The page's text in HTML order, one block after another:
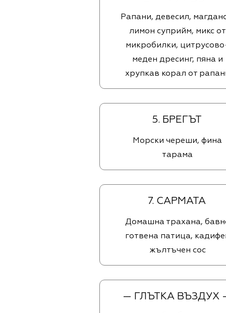
Рапани, девесил,
лимон суприйм, микс от
микробилки,
меден дресинг, пяна и
хрупкав корал от
5. БРЕГЪТ
Морски череши, фина
тарама
7. СAРМАТА
Домашна трахана,
готвена патица,
жълтъчен сос
— ГЛЪТКА ВЪЗДУХ